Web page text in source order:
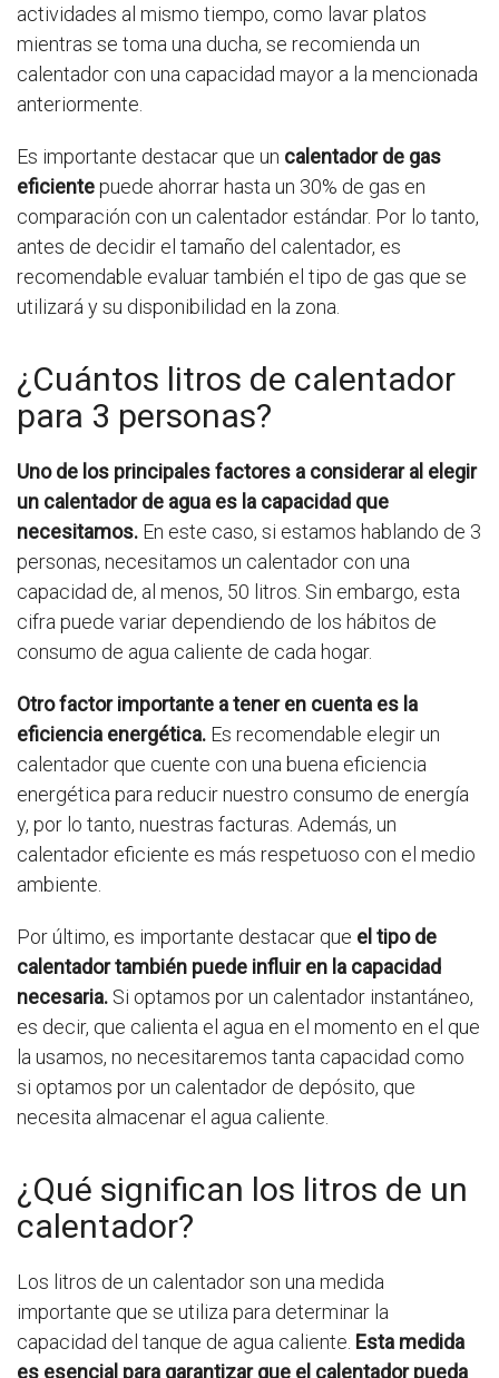
actividades al mismo tiempo, como lavar platos
mientras se toma una ducha, se recomienda un
calentador con una capacidad mayor a la mencionada
anteriormente.
Es importante destacar que un calentador de gas
eficientepuede ahorrar hasta un 30% de gas en
comparación con un calentador estándar. Por lo tanto,
antes de decidir el tamaño del calentador, es
recomendable evaluar también el tipo de gas que se
utilizará y su disponibilidad en la zona.
¿Cuántos litros de calentador
para 3 personas?
Uno de los principales factores a considerar al elegir
un calentador de agua es la capacidad que
necesitamos. En este caso, si estamos hablando de 3
personas, necesitamos un calentador con una
capacidad de, al menos, 50 litros. Sin embargo, esta
cifra puede variar dependiendo de los hábitos de
consumo de agua caliente de cada hogar.
Otro factor importante a tener en cuenta es la
eficiencia energética. Es recomendable elegir un
calentador que cuente con una buena eficiencia
energética para reducir nuestro consumo de energía
y, por lo tanto, nuestras facturas. Además, un
calentador eficiente es más respetuoso con el medio
ambiente.
Por último, es importante destacar que el tipo de
calentador también puede influir en la capacidad
necesaria. Si optamos por un calentador instantáneo,
es decir, que calienta el agua en el momento en el que
la usamos, no necesitaremos tanta capacidad como
si optamos por un calentador de depósito, que
necesita almacenar el agua caliente.
¿Qué significan los litros de un
calentador?
Los litros de un calentador son una medida
importante que se utiliza para determinar la
capacidad del tanque de agua caliente. Esta medida
es esencial para garantizar que el calentador pueda